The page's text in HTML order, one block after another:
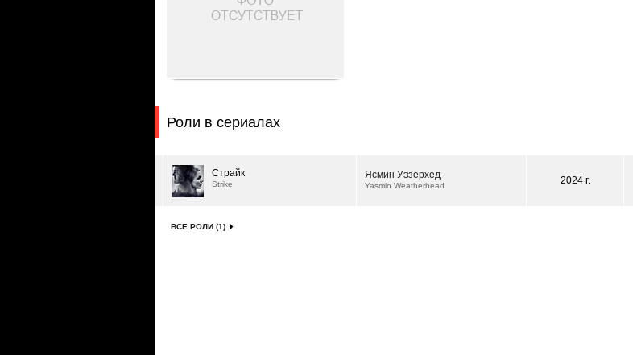
Роли в сериалах
Страйк
Strike
Ясмин Уэзерхед
Yasmin Weatherhead 2024 г.
ВСЕ РОЛИ (1)